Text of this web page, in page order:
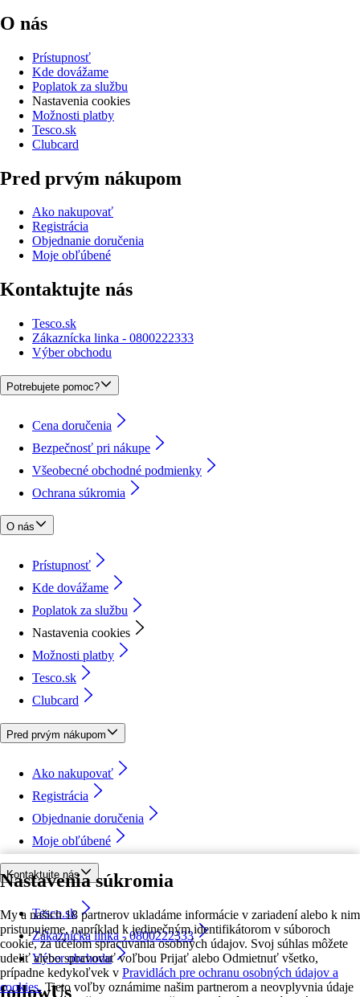
Nastavenia súkromia
My a našich 18 partnerov ukladáme informácie v zariadení alebo k nim
pristupujeme, napríklad k jedinečným identifikátorom v súboroch
cookie, za účelom spracúvania osobných údajov. Svoj súhlas môžete
udeliť alebo spravovať voľbou Prijať alebo Odmietnuť všetko,
prípadne kedykoľvek v Pravidlách pre ochranu osobných údajov a
cookies. Tieto voľby oznámime našim partnerom a neovplyvnia údaje
O nás
Prístupnosť
Kde dovážame
Poplatok za službu
Nastavenia cookies
Možnosti platby
Tesco.sk
Clubcard
Pred prvým nákupom
Ako nakupovať
Registrácia
Objednanie doručenia
Moje obľúbené
Kontaktujte nás
Tesco.sk
Zákaznícka linka - 0800222333
Výber obchodu
Potrebujete pomoc?
Cena doručenia
Bezpečnosť pri nákupe
Všeobecné obchodné podmienky
Ochrana súkromia
O nás
Prístupnosť
Kde dovážame
Poplatok za službu
Nastavenia cookies
Možnosti platby
Tesco.sk
Clubcard
Pred prvým nákupom
Ako nakupovať
Registrácia
Objednanie doručenia
Moje obľúbené
Kontaktujte nás
Tesco.sk
Zákaznícka linka - 0800222333
Výber obchodu
followUs